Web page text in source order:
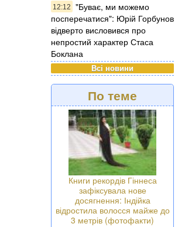
12:12
"Буває, ми можемо
посперечатися": Юрій Горбунов
відверто висловився про
непростий характер Стаса
Боклана
Всі новини
По теме
Книги рекордів Гіннеса
зафіксувала нове
досягнення: Індійка
відростила волосся майже до
3 метрів (фотофакти)